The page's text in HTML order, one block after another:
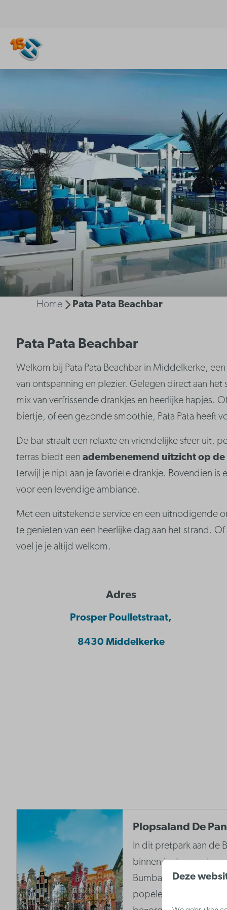
Home Pata Pata Beachbar
Pata Pata Beachbar
Welkom bij Pata Pata Beachbar in Middelkerke,
van ontspanning en plezier. Gelegen direct aan
mix van verfrissende drankjes en heerlijke hapjes.
biertje, of een gezonde smoothie, Pata Pata heeft
De bar straalt een relaxte en vriendelijke sfeer uit,
terras biedt eenadembenemend uitzicht op de
terwijl je nipt aan je favoriete drankje. Bovendien
voor een levendige ambiance.
Met een uitstekende service en een uitnodigende
te genieten van een heerlijke dag aan het strand.
voel je je altijd welkom.
Adres
Prosper Poulletstraat,
8430 Middelkerke
Plopsaland De
In dit pretpark aan de
binnen in de wondere
Bumba, Mega Mindy
popelen om jou een
Deze